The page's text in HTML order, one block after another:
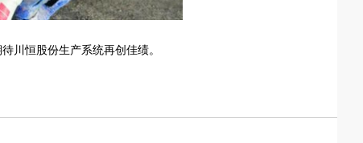
川恒股份生产系统再创佳绩。